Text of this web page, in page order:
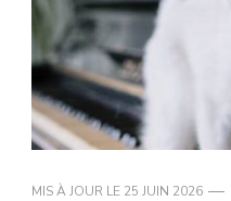
MIS À JOUR LE 25 JUIN 2026